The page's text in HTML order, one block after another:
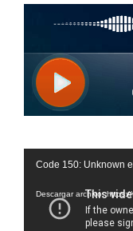
Reproductor
vídeo
Code 150: Unknown
Descargar archivo: